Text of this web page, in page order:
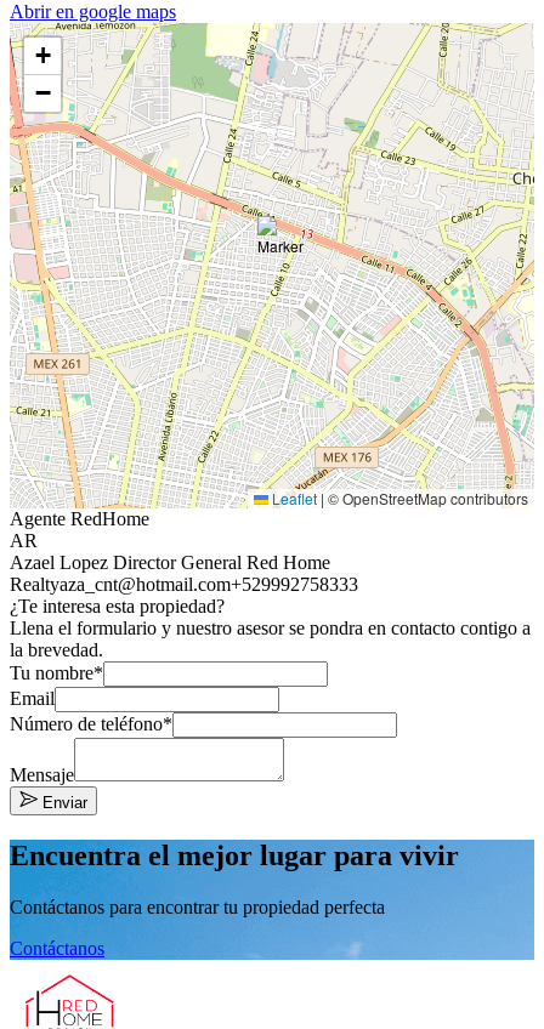
Abrir en google maps
+
−
Leaflet | © OpenStreetMap contributors
Agente RedHome
AR
Azael Lopez Director General Red Home
Realtyaza_cnt@hotmail.com+529992758333
¿Te interesa esta propiedad?
Llena el formulario y nuestro asesor se pondra en contacto contigo a
la brevedad.
Tu nombre*
Email
Número de teléfono*
Mensaje
Enviar
Encuentra el mejor lugar para vivir
Contáctanos para encontrar tu propiedad perfecta
Contáctanos